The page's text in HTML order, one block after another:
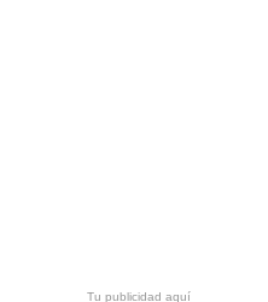
Tu publicidad aquí